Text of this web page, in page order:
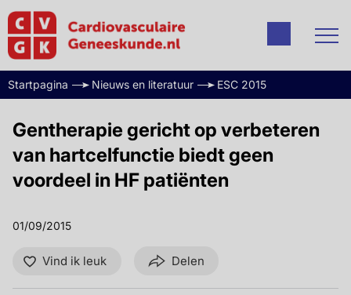
Startpagina Nieuws en literatuur ESC 2015
Gentherapie gericht op verbeteren
van hartcelfunctie biedt geen
voordeel in HF patiënten
01/09/2015
Vind ik leuk Delen